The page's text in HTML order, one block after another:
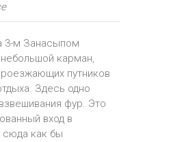
3-м Занасыпом
карман,
путников
Здесь одно
фур. Это
вход в
сюда как бы